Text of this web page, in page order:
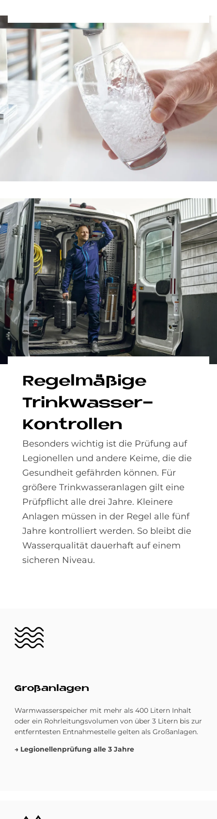
Re­gel­mä­ßi­ge
Trink­was­ser-
Kon­trol­len
Besonders wichtig ist die Prüfung auf
Legionellen und andere Keime, die die
Gesundheit gefährden können. Für
größere Trinkwasseranlagen gilt eine
Prüfpflicht alle drei Jahre. Kleinere
Anlagen müssen in der Regel alle fünf
Jahre kontrolliert werden. So bleibt die
Wasserqualität dauerhaft auf einem
sicheren Niveau.
Bild
Groß­an­la­gen
Warmwasserspeicher mit mehr als 400 Litern Inhalt
oder ein Rohrleitungsvolumen von über 3 Litern bis zur
entferntesten Entnahmestelle gelten als Großanlagen.
→ Legionellenprüfung alle 3 Jahre